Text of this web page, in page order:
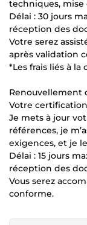
techniques, mise
Délai : 30 jours
réception des
Votre serez
après validation
*Les frais liés à
Renouvellement
Votre
Je mets à jour
références, je
exigences, et je
Délai : 15 jours
réception des
Vous serez
conforme.